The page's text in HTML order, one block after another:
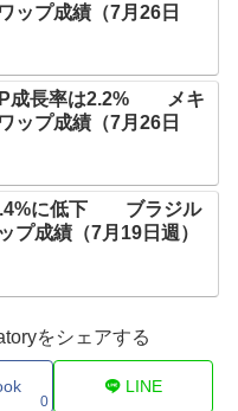
ップ成績（7月26日
成長率は2.2% メキ
ップ成績（7月26日
に低下 ブラジル
プ成績（7月19日週）
をシェアする
0
LINE